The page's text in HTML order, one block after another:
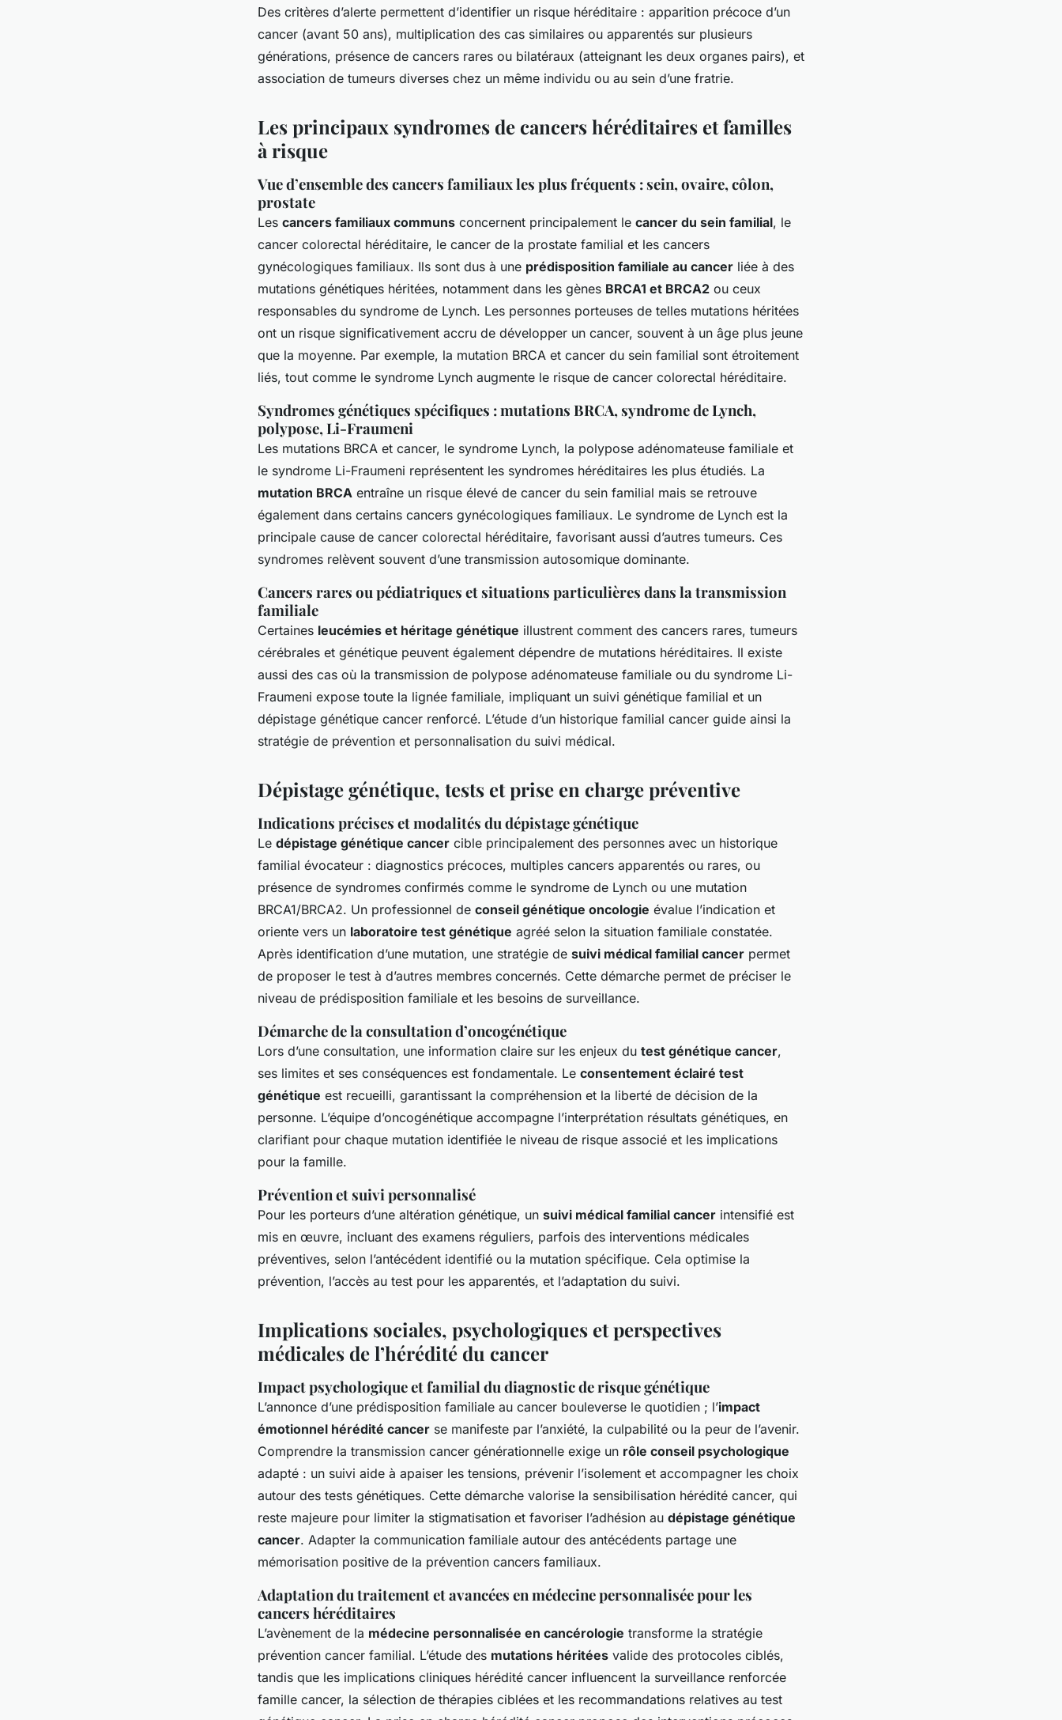
Des critères d’alerte permettent d’identifier un risque héréditaire : apparition précoce d’un
cancer (avant 50 ans), multiplication des cas similaires ou apparentés sur plusieurs
générations, présence de cancers rares ou bilatéraux (atteignant les deux organes pairs), et
association de tumeurs diverses chez un même individu ou au sein d’une fratrie.
Les principaux syndromes de cancers héréditaires et familles
à risque
Vue d’ensemble des cancers familiaux les plus fréquents : sein, ovaire, côlon,
prostate
Les cancers familiaux communs concernent principalement le cancer du sein familial, le
cancer colorectal héréditaire, le cancer de la prostate familial et les cancers
gynécologiques familiaux. Ils sont dus à une prédisposition familiale au cancer liée à des
mutations génétiques héritées, notamment dans les gènes BRCA1 et BRCA2 ou ceux
responsables du syndrome de Lynch. Les personnes porteuses de telles mutations héritées
ont un risque significativement accru de développer un cancer, souvent à un âge plus jeune
que la moyenne. Par exemple, la mutation BRCA et cancer du sein familial sont étroitement
liés, tout comme le syndrome Lynch augmente le risque de cancer colorectal héréditaire.
Syndromes génétiques spécifiques : mutations BRCA, syndrome de Lynch,
polypose, Li-Fraumeni
Les mutations BRCA et cancer, le syndrome Lynch, la polypose adénomateuse familiale et
le syndrome Li-Fraumeni représentent les syndromes héréditaires les plus étudiés. La
mutation BRCA entraîne un risque élevé de cancer du sein familial mais se retrouve
également dans certains cancers gynécologiques familiaux. Le syndrome de Lynch est la
principale cause de cancer colorectal héréditaire, favorisant aussi d’autres tumeurs. Ces
syndromes relèvent souvent d’une transmission autosomique dominante.
Cancers rares ou pédiatriques et situations particulières dans la transmission
familiale
Certaines leucémies et héritage génétique illustrent comment des cancers rares, tumeurs
cérébrales et génétique peuvent également dépendre de mutations héréditaires. Il existe
aussi des cas où la transmission de polypose adénomateuse familiale ou du syndrome Li-
Fraumeni expose toute la lignée familiale, impliquant un suivi génétique familial et un
dépistage génétique cancer renforcé. L’étude d’un historique familial cancer guide ainsi la
stratégie de prévention et personnalisation du suivi médical.
Dépistage génétique, tests et prise en charge préventive
Indications précises et modalités du dépistage génétique
Le dépistage génétique cancer cible principalement des personnes avec un historique
familial évocateur : diagnostics précoces, multiples cancers apparentés ou rares, ou
présence de syndromes confirmés comme le syndrome de Lynch ou une mutation
BRCA1/BRCA2. Un professionnel de conseil génétique oncologie évalue l’indication et
oriente vers un laboratoire test génétique agréé selon la situation familiale constatée.
Après identification d’une mutation, une stratégie de suivi médical familial cancer permet
de proposer le test à d’autres membres concernés. Cette démarche permet de préciser le
niveau de prédisposition familiale et les besoins de surveillance.
Démarche de la consultation d’oncogénétique
Lors d’une consultation, une information claire sur les enjeux du test génétique cancer,
ses limites et ses conséquences est fondamentale. Le consentement éclairé test
génétique est recueilli, garantissant la compréhension et la liberté de décision de la
personne. L’équipe d’oncogénétique accompagne l’interprétation résultats génétiques, en
clarifiant pour chaque mutation identifiée le niveau de risque associé et les implications
pour la famille.
Prévention et suivi personnalisé
Pour les porteurs d’une altération génétique, un suivi médical familial cancer intensifié est
mis en œuvre, incluant des examens réguliers, parfois des interventions médicales
préventives, selon l’antécédent identifié ou la mutation spécifique. Cela optimise la
prévention, l’accès au test pour les apparentés, et l’adaptation du suivi.
Implications sociales, psychologiques et perspectives
médicales de l’hérédité du cancer
Impact psychologique et familial du diagnostic de risque génétique
L’annonce d’une prédisposition familiale au cancer bouleverse le quotidien ; l’impact
émotionnel hérédité cancer se manifeste par l’anxiété, la culpabilité ou la peur de l’avenir.
Comprendre la transmission cancer générationnelle exige un rôle conseil psychologique
adapté : un suivi aide à apaiser les tensions, prévenir l’isolement et accompagner les choix
autour des tests génétiques. Cette démarche valorise la sensibilisation hérédité cancer, qui
reste majeure pour limiter la stigmatisation et favoriser l’adhésion au dépistage génétique
cancer. Adapter la communication familiale autour des antécédents partage une
mémorisation positive de la prévention cancers familiaux.
Adaptation du traitement et avancées en médecine personnalisée pour les
cancers héréditaires
L’avènement de la médecine personnalisée en cancérologie transforme la stratégie
prévention cancer familial. L’étude des mutations héritées valide des protocoles ciblés,
tandis que les implications cliniques hérédité cancer influencent la surveillance renforcée
famille cancer, la sélection de thérapies ciblées et les recommandations relatives au test